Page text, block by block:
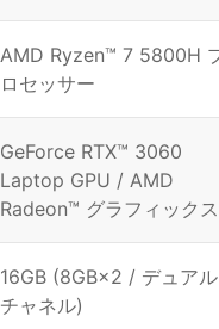
AMD Ryzen™ 7 5800H
ロセッサー
GeForce RTX™ 3060
Laptop GPU / AMD
Radeon™ グラフィックス
16GB (8GB×2 / デュアル
チャネル)